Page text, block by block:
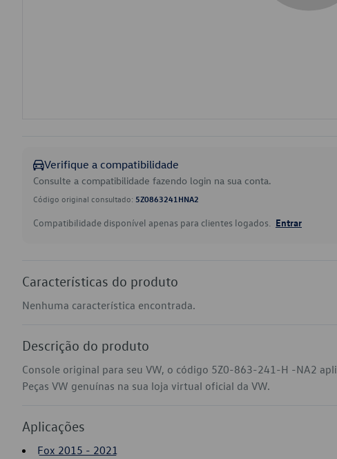
Verifique a compatibilidade
Consulte a compatibilidade fazendo login na sua conta.
Código original consultado: 5Z0863241HNA2
Compatibilidade disponível apenas para clientes logados. Entrar
Características do produto
Nenhuma característica encontrada.
Descrição do produto
Console original para seu VW, o código 5Z0-863-241-H -NA2
Peças VW genuínas na sua loja virtual oficial da VW.
Aplicações
Fox 2015 - 2021